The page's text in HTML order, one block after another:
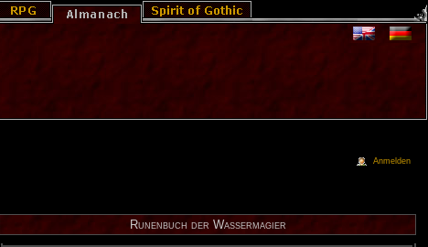
Runenbuch der Wassermagier
Anmelden